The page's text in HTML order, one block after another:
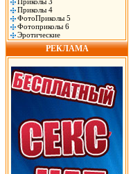
Приколы 4
ФотоПриколы 5
Фотоприколы 6
Эротические
РЕКЛАМА